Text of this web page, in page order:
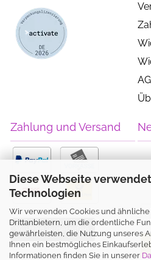
Diese Webseite
Technologien
Wir verwenden Cookies und
Drittanbietern, um die ordentliche
gewährleisten, die Nutzung unseres
Ihnen ein bestmögliches
Informationen finden Sie in unserer
Zahlung und Versand
Vertrag widerrufen